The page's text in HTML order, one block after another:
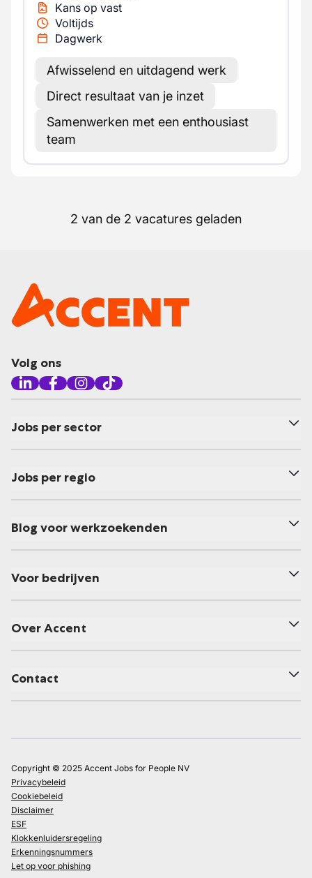
Kans op vast
Voltijds
Dagwerk
Afwisselend en uitdagend werk
Direct resultaat van je inzet
Samenwerken met een enthousiast
team
2 van de 2 vacatures geladen
Volg ons
Jobs per sector
Jobs per regio
Blog voor werkzoekenden
Voor bedrijven
Over Accent
Contact
Copyright © 2025 Accent Jobs for People NV
Privacybeleid
Cookiebeleid
Disclaimer
ESF
Klokkenluidersregeling
Erkenningsnummers
Let op voor phishing